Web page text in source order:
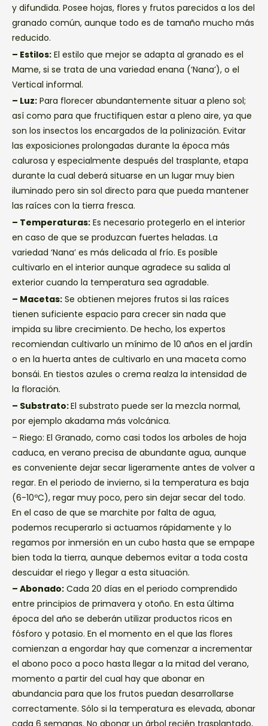
y difundida. Posee hojas, flores y frutos parecidos a los del
granado común, aunque todo es de tamaño mucho más
reducido.
– Estilos: El estilo que mejor se adapta al granado es el
Mame, si se trata de una variedad enana (‘Nana’), o el
Vertical informal.
– Luz: Para florecer abundantemente situar a pleno sol;
así como para que fructifiquen estar a pleno aire, ya que
son los insectos los encargados de la polinización. Evitar
las exposiciones prolongadas durante la época más
calurosa y especialmente después del trasplante, etapa
durante la cual deberá situarse en un lugar muy bien
iluminado pero sin sol directo para que pueda mantener
las raíces con la tierra fresca.
– Temperaturas: Es necesario protegerlo en el interior
en caso de que se produzcan fuertes heladas. La
variedad ‘Nana’ es más delicada al frío. Es posible
cultivarlo en el interior aunque agradece su salida al
exterior cuando la temperatura sea agradable.
– Macetas: Se obtienen mejores frutos si las raíces
tienen suficiente espacio para crecer sin nada que
impida su libre crecimiento. De hecho, los expertos
recomiendan cultivarlo un mínimo de 10 años en el jardín
o en la huerta antes de cultivarlo en una maceta como
bonsái. En tiestos azules o crema realza la intensidad de
la floración.
– Substrato:El substrato puede ser la mezcla normal,
por ejemplo akadama más volcánica.
– Riego: El Granado, como casi todos los arboles de hoja
caduca, en verano precisa de abundante agua, aunque
es conveniente dejar secar ligeramente antes de volver a
regar. En el periodo de invierno, si la temperatura es baja
(6-10ºC), regar muy poco, pero sin dejar secar del todo.
En el caso de que se marchite por falta de agua,
podemos recuperarlo si actuamos rápidamente y lo
regamos por inmersión en un cubo hasta que se empape
bien toda la tierra, aunque debemos evitar a toda costa
descuidar el riego y llegar a esta situación.
– Abonado: Cada 20 días en el periodo comprendido
entre principios de primavera y otoño. En esta última
época del año se deberán utilizar productos ricos en
fósforo y potasio. En el momento en el que las flores
comienzan a engordar hay que comenzar a incrementar
el abono poco a poco hasta llegar a la mitad del verano,
momento a partir del cual hay que abonar en
abundancia para que los frutos puedan desarrollarse
correctamente. Sólo si la temperatura es elevada, abonar